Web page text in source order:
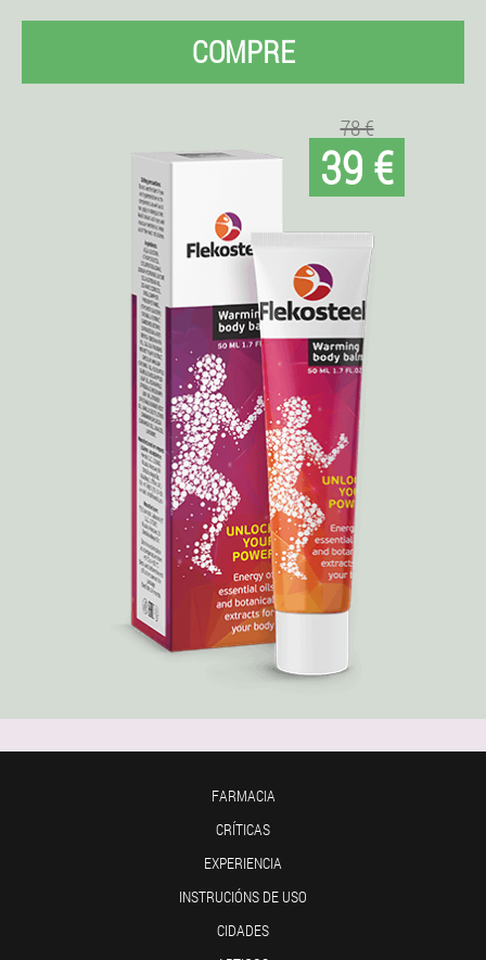
COMPRE
78 €
39 €
FARMACIA
CRÍTICAS
EXPERIENCIA
INSTRUCIÓNS DE USO
CIDADES